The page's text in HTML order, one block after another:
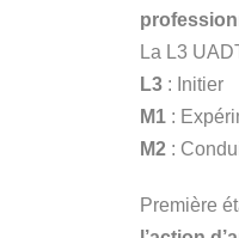
La L3
L3 : Initier
M1 :
M2 :
Première